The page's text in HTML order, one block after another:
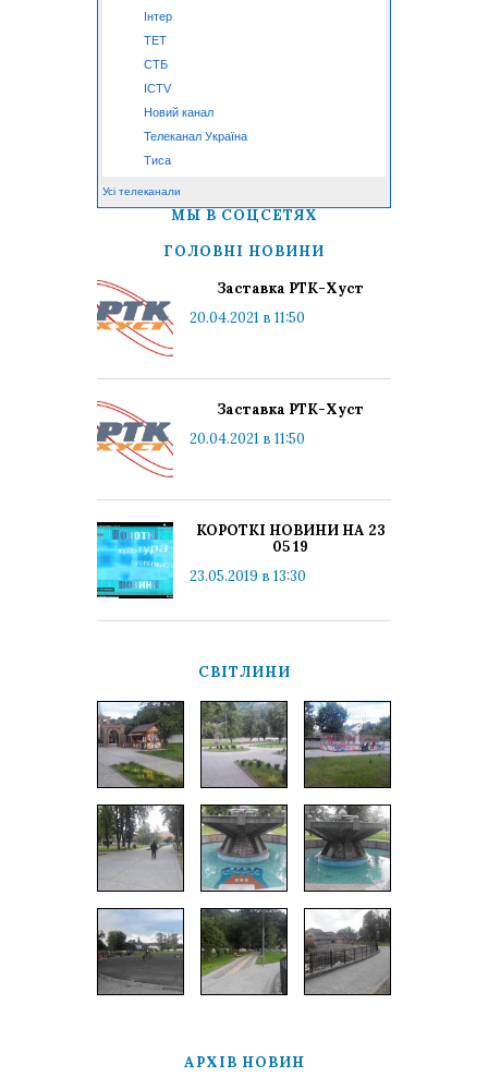
Інтер
ТЕТ
СТБ
ICTV
Новий канал
Телеканал Україна
Тиса
Усі телеканали
МЫ В СОЦСЕТЯХ
ГОЛОВНІ НОВИНИ
Заставка РТК-Хуст
20.04.2021 в 11:50
Заставка РТК-Хуст
20.04.2021 в 11:50
КОРОТКІ НОВИНИ НА 23
05 19
23.05.2019 в 13:30
СВІТЛИНИ
АРХІВ НОВИН